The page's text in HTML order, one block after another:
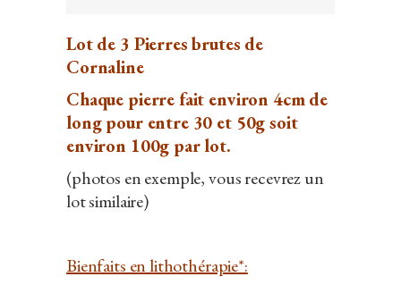
Lot de 3 Pierres brutes de
Cornaline
Chaque pierre fait environ 4cm de
long pour entre 30 et 50g soit
environ 100g par lot.
(photos en exemple, vous recevrez un
lot similaire)
Bienfaits en lithothérapie*: